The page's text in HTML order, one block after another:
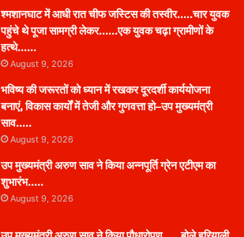
श्मशानघाट में आधी रात चीफ जस्टिस की तस्वीर…..चार युवक
पहुंचे थे पूजा सामग्री लेकर……एक युवक चढ़ा ग्रामीणों के
हत्थे……
August 9, 2026
भविष्य की जरूरतों को ध्यान में रखकर दूरदर्शी कार्ययोजना
बनाएं, विकास कार्यों में तेजी और गुणवत्ता हो–उप मुख्यमंत्री
साव…..
August 9, 2026
उप मुख्यमंत्री अरुण साव ने किया अन्नपूर्ति ग्रेन एटीएम का
शुभारंभ…..
August 9, 2026